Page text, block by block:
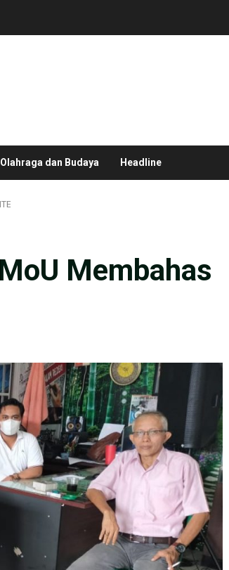
Olahraga dan Budaya Headline
Membahas